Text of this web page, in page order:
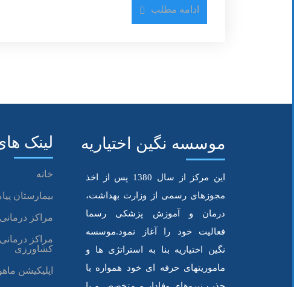
سرماخوردگي و آنفولانزا مشابه هم است ولي
ادامه مطلب
موسسه نگین اختیاریه
این مرکز از سال 1380 پس از اخذ
مجوزهای رسمی از وزارت بهداشت،
درمان و آموزش پزشکی رسما
فعالیت خود را آغاز نمود.موسسه
نگین اختیاریه بنا به استراتژی ها و
ماموریتهای حرفه ای خود همواره با
لینک
خانه
بیمارستان
مراکز
مراکز
کشاورزی
اپلیکیشن